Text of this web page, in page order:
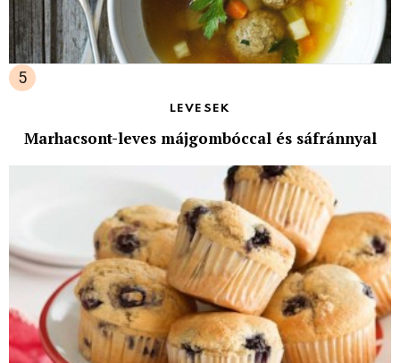
LEVESEK
Marhacsont-leves májgombóccal és sáfránnyal